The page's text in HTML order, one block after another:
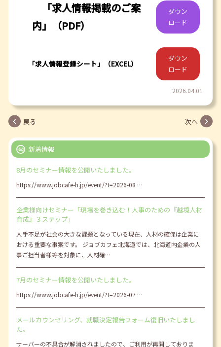
「求人情報掲載のご案
内」（PDF）
ダウン
ロード
「求人情報登録シート」（EXCEL）
ダウン
ロード
2026.04.01
戻る 次へ
新着情報
8月のセミナー情報を公開いたしました。
https://www.jobcafe-h.jp/event/?t=2026-08 …
企業様向けセミナー「現場を巻き込む！人事のための『越境人材
育成』３ステップ」
人手不足が社会の大きな課題となっている現在、人材の確保は企業に
おける重要な事案です。 ジョブカフェ北海道では、北海道内企業の人
事ご担当者様等を対象に、人材確…
7月のセミナー情報を公開いたしました。
https://www.jobcafe-h.jp/event/?t=2026-07 …
メールカウンセリング、就職決定報告フォーム復旧いたしまし
た。
サーバーの不具合が解消されましたので、ご利用が再開しておりま